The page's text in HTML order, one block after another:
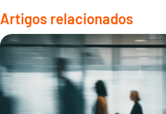
Artigos relacionados